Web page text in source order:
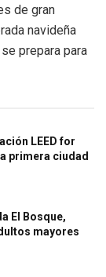
de gran
navideña
prepara para
LEED for
primera ciudad
El Bosque,
mayores